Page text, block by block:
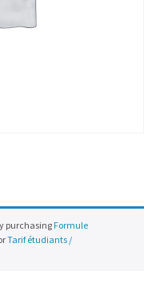
purchasing Formule
Tarif étudiants /